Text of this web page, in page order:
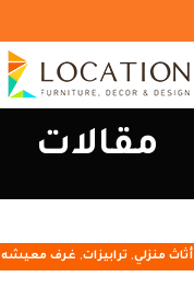
مقالات
أثاث منزلي, ترابيزات, غرف معيشه